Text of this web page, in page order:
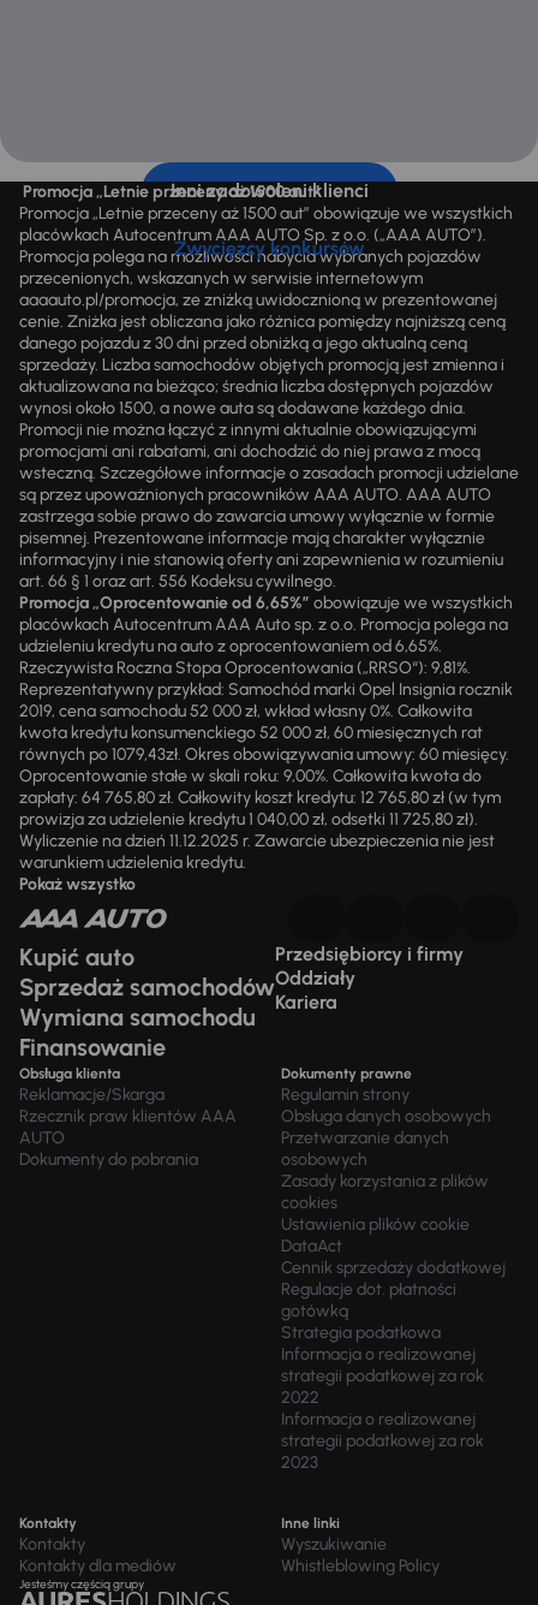
Inni zadowoleni klienci
Zwycięzcy konkursów
Promocja „Letnie przeceny aż 1500 aut”
Promocja „Letnie przeceny aż 1500 aut” obowiązuje we wszystkich
placówkach Autocentrum AAA AUTO Sp. z o.o. („AAA AUTO”).
Promocja polega na możliwości nabycia wybranych pojazdów
przecenionych, wskazanych w serwisie internetowym
aaaauto.pl/promocja, ze zniżką uwidocznioną w prezentowanej
cenie. Zniżka jest obliczana jako różnica pomiędzy najniższą ceną
danego pojazdu z 30 dni przed obniżką a jego aktualną ceną
sprzedaży. Liczba samochodów objętych promocją jest zmienna i
aktualizowana na bieżąco; średnia liczba dostępnych pojazdów
wynosi około 1500, a nowe auta są dodawane każdego dnia.
Promocji nie można łączyć z innymi aktualnie obowiązującymi
promocjami ani rabatami, ani dochodzić do niej prawa z mocą
wsteczną. Szczegółowe informacje o zasadach promocji udzielane
są przez upoważnionych pracowników AAA AUTO. AAA AUTO
zastrzega sobie prawo do zawarcia umowy wyłącznie w formie
pisemnej. Prezentowane informacje mają charakter wyłącznie
informacyjny i nie stanowią oferty ani zapewnienia w rozumieniu
art. 66 § 1 oraz art. 556 Kodeksu cywilnego.
Promocja „Oprocentowanie od 6,65%” obowiązuje we wszystkich
placówkach Autocentrum AAA Auto sp. z o.o. Promocja polega na
udzieleniu kredytu na auto z oprocentowaniem od 6,65%.
Rzeczywista Roczna Stopa Oprocentowania („RRSO“): 9,81%.
Reprezentatywny przykład: Samochód marki Opel Insignia rocznik
2019, cena samochodu 52 000 zł, wkład własny 0%. Całkowita
kwota kredytu konsumenckiego 52 000 zł, 60 miesięcznych rat
równych po 1079,43zł. Okres obowiązywania umowy: 60 miesięcy.
Oprocentowanie stałe w skali roku: 9,00%. Całkowita kwota do
zapłaty: 64 765,80 zł. Całkowity koszt kredytu: 12 765,80 zł (w tym
prowizja za udzielenie kredytu 1 040,00 zł, odsetki 11 725,80 zł).
Wyliczenie na dzień 11.12.2025 r. Zawarcie ubezpieczenia nie jest
warunkiem udzielenia kredytu.
Pokaż wszystko
Kupić auto
Sprzedaż samochodów
Wymiana samochodu
Finansowanie
Przedsiębiorcy i firmy
Oddziały
Kariera
Obsługa klienta
Reklamacje/Skarga
Rzecznik praw klientów AAA
AUTO
Dokumenty do pobrania
Dokumenty prawne
Regulamin strony
Obsługa danych osobowych
Przetwarzanie danych
osobowych
Zasady korzystania z plików
cookies
Ustawienia plików cookie
DataAct
Cennik sprzedaży dodatkowej
Regulacje dot. płatności
gotówką
Strategia podatkowa
Informacja o realizowanej
strategii podatkowej za rok
2022
Informacja o realizowanej
strategii podatkowej za rok
2023
Kontakty
Kontakty
Kontakty dla mediów
Inne linki
Wyszukiwanie
Whistleblowing Policy
Jesteśmy częścią grupy